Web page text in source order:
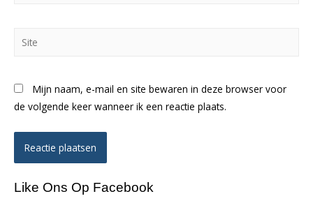
Mijn naam, e-mail en site bewaren in deze browser voor
de volgende keer wanneer ik een reactie plaats.
Like Ons Op Facebook